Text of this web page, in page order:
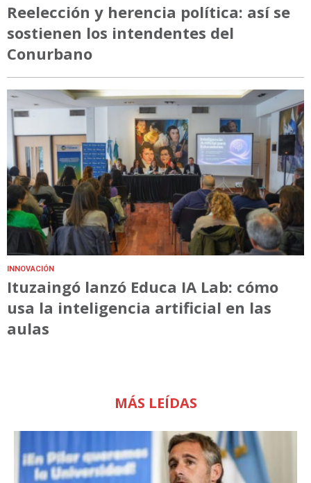
Reelección y herencia política: así se
sostienen los intendentes del
Conurbano
INNOVACIÓN
Ituzaingó lanzó Educa IA Lab: cómo
usa la inteligencia artificial en las
aulas
MÁS LEÍDAS